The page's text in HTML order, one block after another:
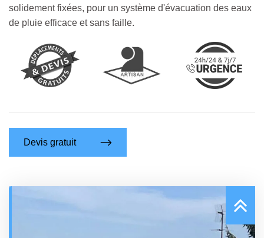
solidement fixées, pour un système d'évacuation des eaux
de pluie efficace et sans faille.
Devis gratuit